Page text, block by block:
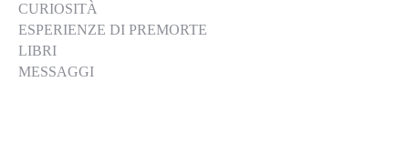
CURIOSITÀ
ESPERIENZE DI PREMORTE
LIBRI
MESSAGGI